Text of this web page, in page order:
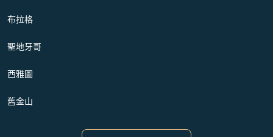
布拉格
聖地牙哥
西雅圖
舊金山